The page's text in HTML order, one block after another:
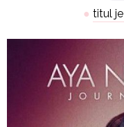
6. Orphelin
8. Oublier
9. J’ai Mal (Part 2)
● titul